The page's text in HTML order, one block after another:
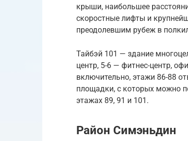
крыши, наибольшее
скоростные лифты и
преодолевшим рубеж в
Тайбэй 101 — здание
центр, 5-6 — фитнес-центр,
включительно, этажи 86-88
площадки, с которых можно
этажах 89, 91 и 101.
Район Симэньдин